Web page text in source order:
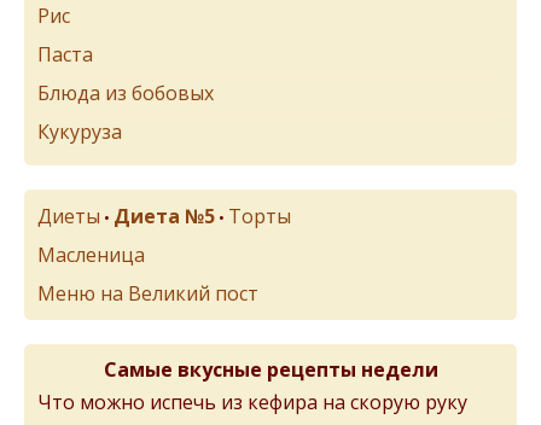
Рис
Паста
Блюда из бобовых
Кукуруза
Диеты • Диета №5 • Торты
Масленица
Меню на Великий пост
Самые вкусные рецепты недели
Что можно испечь из кефира на скорую руку